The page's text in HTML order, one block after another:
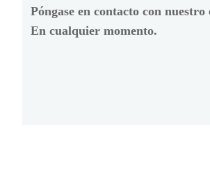
Póngase en contacto con nuestro
En cualquier momento.